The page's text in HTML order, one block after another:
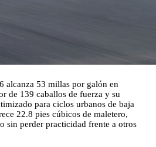
alcanza 53 millas por galón en
de 139 caballos de fuerza y su
para ciclos urbanos de baja
22.8 pies cúbicos de maletero,
sin perder practicidad frente a otros